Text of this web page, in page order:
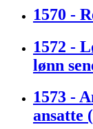
1570 -
1572 -
lønn
1573 -
ansatte